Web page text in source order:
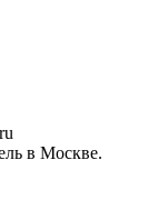
в Москве.